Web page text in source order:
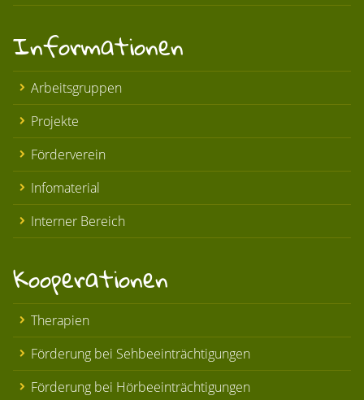
Informationen
Arbeitsgruppen
Projekte
Förderverein
Infomaterial
Interner Bereich
Kooperationen
Therapien
Förderung bei Sehbeeinträchtigungen
Förderung bei Hörbeeinträchtigungen